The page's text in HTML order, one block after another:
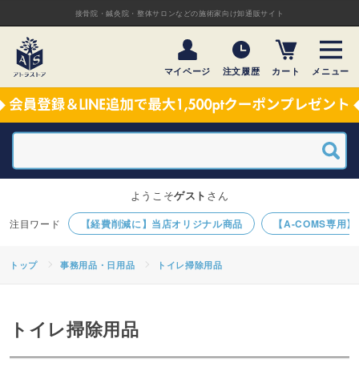
接骨院・鍼灸院・整体サロンなどの施術家向け卸通販サイト
マイページ 注文履歴 カート メニュー
【経費削減に】当店オリジナル商品 【A-COMS専用
ようこそゲスト さん
トップ 事務用品・日用品 トイレ掃除用品
トイレ掃除用品